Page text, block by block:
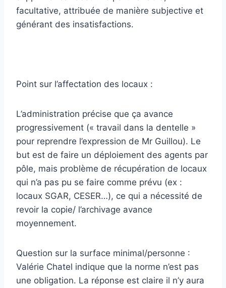
facultative, attribuée de manière subjective et
générant des insatisfactions.
Point sur l’affectation des locaux :
L’administration précise que ça avance
progressivement (« travail dans la dentelle »
pour reprendre l’expression de Mr Guillou). Le
but est de faire un déploiement des agents par
pôle, mais problème de récupération de locaux
qui n’a pas pu se faire comme prévu (ex :
locaux SGAR, CESER…), ce qui a nécessité de
revoir la copie/ l’archivage avance
moyennement.
Question sur la surface minimal/personne :
Valérie Chatel indique que la norme n’est pas
une obligation. La réponse est claire il n’y aura